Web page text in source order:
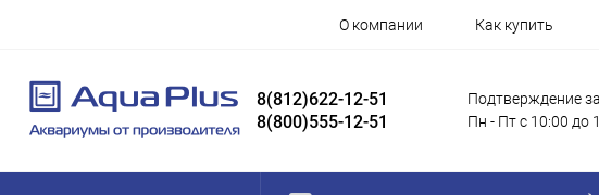
О компании Как купить
8(812)622-12-51
8(800)555-12-51
Подтверждение
Пн - Пт с 10:00 до